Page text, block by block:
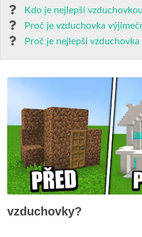
Kdo je nejlepší
Proč je vzduchovka
Proč je nejlepší vzduchovka
vzduchovky?